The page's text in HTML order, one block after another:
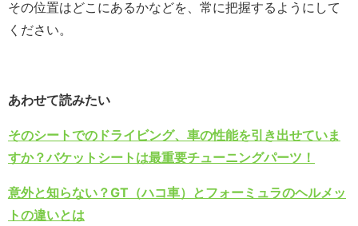
その位置はどこにあるかなどを、常に把握するようにして
ください。
あわせて読みたい
そのシートでのドライビング、車の性能を引き出せていま
すか？バケットシートは最重要チューニングパーツ！
意外と知らない？GT（ハコ車）とフォーミュラのヘルメッ
トの違いとは